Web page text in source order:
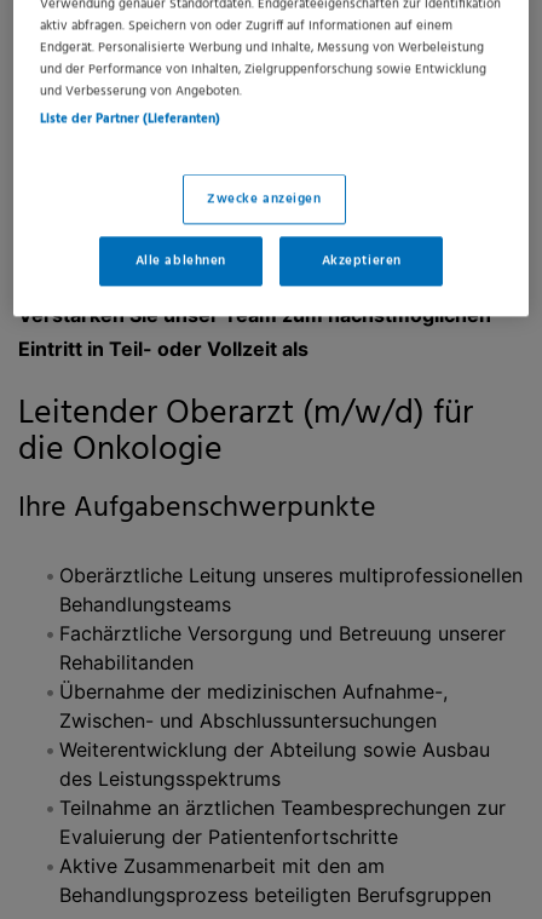
spezialisiert. Integriert in die Klinik ist das ambulante
Sport- und Rehabilitationszentrum Harz. Die Celenus
Teufelsbad Fachklinik wurde von Focus-Gesundheit als
Celenus salvea wurde mit dem Siegel „Deutschlands
Unternehmen mit Zukunft 2024“ von Stern
ausgezeichnet
Verstärken Sie unser Team zum nächstmöglichen
Eintritt in Teil- oder Vollzeit als
Leitender Oberarzt (m/w/d) für
die Onkologie
Ihre Aufgabenschwerpunkte
Oberärztliche Leitung unseres multiprofessionellen
Behandlungsteams
Fachärztliche Versorgung und Betreuung unserer
Rehabilitanden
Übernahme der medizinischen Aufnahme-,
Zwischen- und Abschlussuntersuchungen
Weiterentwicklung der Abteilung sowie Ausbau
des Leistungsspektrums
Teilnahme an ärztlichen Teambesprechungen zur
Evaluierung der Patientenfortschritte
Aktive Zusammenarbeit mit den am
Behandlungsprozess beteiligten Berufsgruppen
Verwendung genauer Standortdaten. Endgeräteeigenschaften zur Identifikation
aktiv abfragen. Speichern von oder Zugriff auf Informationen auf einem
Endgerät. Personalisierte Werbung und Inhalte, Messung von Werbeleistung
und der Performance von Inhalten, Zielgruppenforschung sowie Entwicklung
und Verbesserung von Angeboten.
Liste der Partner (Lieferanten)
Zwecke anzeigen
Alle ablehnen Akzeptieren